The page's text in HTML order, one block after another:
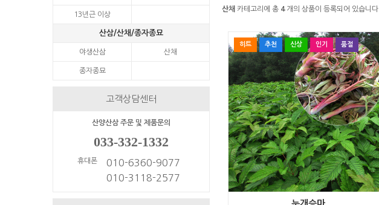
13년근 이상
산삼/산채/종자종묘
야생산삼 산채
종자종묘
고객상담센터
산양산삼 주문 및 제품문의
033-332-1332
휴대폰
010-6360-9077
010-3118-2577
산채 카테고리에 총 4개의 상품이 등록되어 있습니다.
히트 추천 신상 인기 품절